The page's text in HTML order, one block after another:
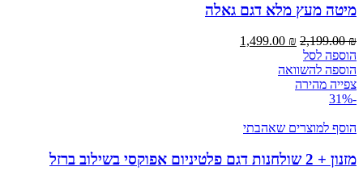
מיטה מעץ מלא דגם גאלה
2,199.00₪
המחיר
היה:
2,199.00 ₪.
1,499.00 ₪
הוספה לסל
הוספה להשוואה
צפייה מהירה
-31%
הוסף למוצרים שאהבתי
מזנון + 2 שולחנות דגם פלטיניום אפוקסי בשילוב ברזל